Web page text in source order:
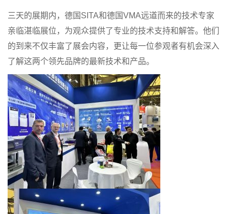
三天的展期内，德国SITA和德国VMA远道而来的技术专家
亲临湛临展位，为观众提供了专业的技术支持和解答。他们
的到来不仅丰富了展会内容，更让每一位参观者有机会深入
了解这两个领先品牌的最新技术和产品。